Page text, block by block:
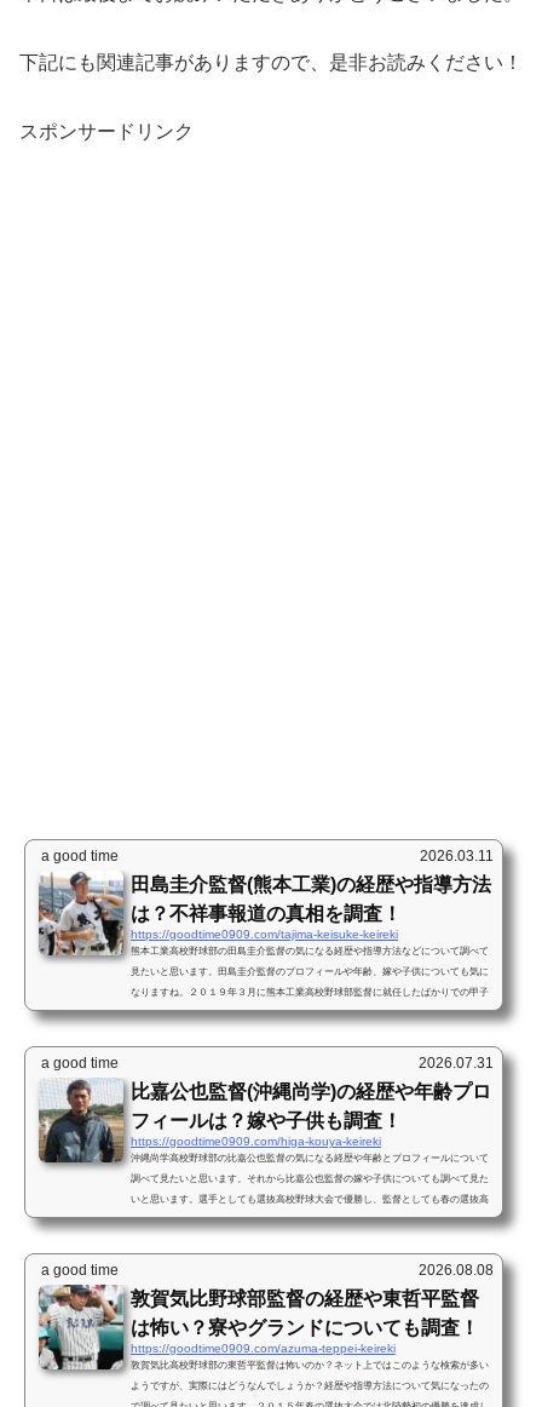
下記にも関連記事がありますので、是非お読みください！
スポンサードリンク
a good time 2026.03.11
田島圭介監督(熊本工業)の経歴や指導方法
は？不祥事報道の真相を調査！
https://goodtime0909.com/tajima-keisuke-keireki
熊本工業高校野球部の田島圭介監督の気になる経歴や指導方法などについて調べて
見たいと思います。田島圭介監督のプロフィールや年齢、嫁や子供についても気に
なりますね。２０１９年３月に熊本工業高校野球部監督に就任したばかりでの甲子
園出場ですから、素晴らしい指導方法があるのか？本日は『田島圭介監督(熊本工
a good time 2026.07.31
比嘉公也監督(沖縄尚学)の経歴や年齢プロ
フィールは？嫁や子供も調査！
https://goodtime0909.com/higa-kouya-keireki
沖縄尚学高校野球部の比嘉公也監督の気になる経歴や年齢とプロフィールについて
調べて見たいと思います。それから比嘉公也監督の嫁や子供についても調べて見た
いと思います。選手としても選抜高校野球大会で優勝し、監督としても春の選抜高
校野球大会と夏の選手権大会で優勝するという快挙を成し遂げている監督です。本
a good time 2026.08.08
敦賀気比野球部監督の経歴や東哲平監督
は怖い？寮やグランドについても調査！
https://goodtime0909.com/azuma-teppei-keireki
敦賀気比高校野球部の東哲平監督は怖いのか？ネット上ではこのような検索が多い
ようですが、実際にはどうなんでしょうか？経歴や指導方法について気になったの